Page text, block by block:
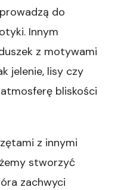
do
Innym
z motywami
jelenie, lisy czy
bliskości
z innymi
stworzyć
zachwyci